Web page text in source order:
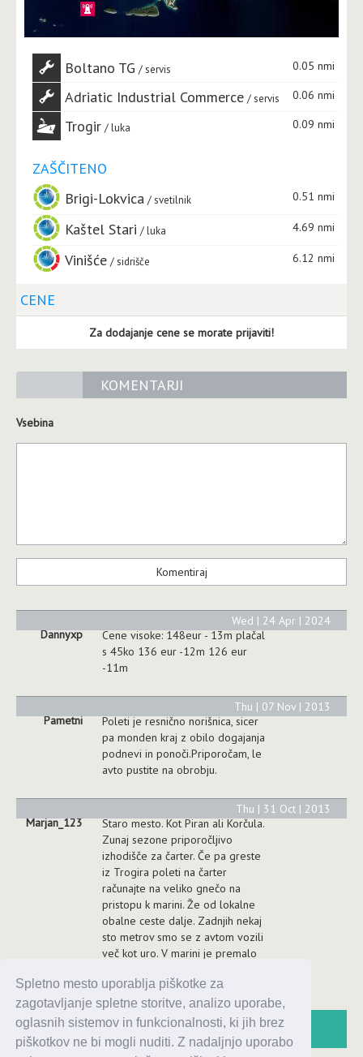
Spletno mesto uporablja piškotke za
zagotavljanje spletne storitve, analizo uporabe,
oglasnih sistemov in funkcionalnosti, ki jih brez
piškotkov ne bi mogli nuditi. Z nadaljnjo uporabo
Boltano TG servis 0.05 nmi
Adriatic Industrial Commerce servis 0.06 nmi
Trogir luka 0.09 nmi
ZAŠČITENO
Brigi-Lokvica
svetilnik 0.51 nmi
Kaštel Stari luka 4.69 nmi
Vinišće sidrišče 6.12 nmi
CENE
Za dodajanje cene se morate prijaviti!
KOMENTARJI
Vsebina
Dannyxp
Cene visoke: 148eur - 13m plačal
s 45ko 136 eur -12m 126 eur
-11m
Wed | 24 Apr | 2024
Pametni
Poleti je resnično norišnica, sicer
pa monden kraj z obilo dogajanja
podnevi in ponoči.Priporočam, le
avto pustite na obrobju.
Thu | 07 Nov | 2013
Marjan_123
Staro mesto. Kot Piran ali Korčula.
Zunaj sezone priporočljivo
izhodišče za čarter. Če pa greste
iz Trogira poleti na čarter
računajte na veliko gnečo na
pristopu k marini. Že od lokalne
obalne ceste dalje. Zadnjih nekaj
sto metrov smo se z avtom vozili
več kot uro. V marini je premalo
avtomobile.
Thu | 31 Oct | 2013